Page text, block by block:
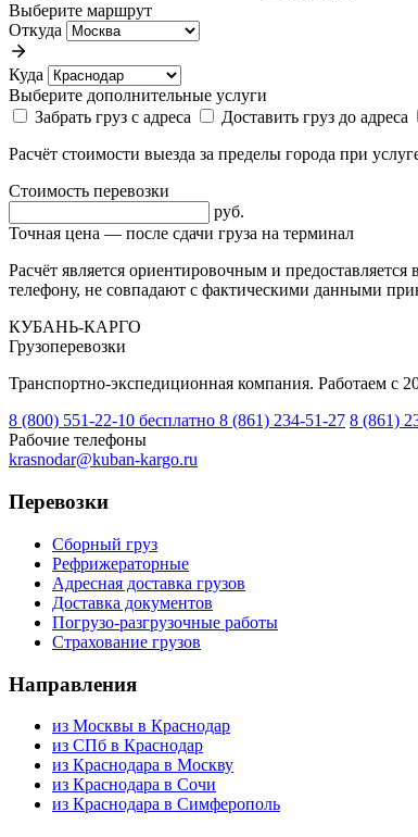
Выберите маршрут
Откуда
Куда
Выберите дополнительные услуги
Забрать груз с адреса
Доставить груз до адреса
Расчёт стоимости выезда за пределы города при
Стоимость перевозки
руб.
Точная цена — после сдачи груза на терминал
Расчёт является ориентировочным и
телефону, не совпадают с фактическими данными
КУБАНЬ-КАРГО
Грузоперевозки
Транспортно-экспедиционная компания. Работаем с
8 (800) 551-22-10 бесплатно 8 (861) 234-51-27 8 (861)
Рабочие телефоны
krasnodar@kuban-kargo.ru
Перевозки
Сборный груз
Рефрижераторные
Адресная доставка грузов
Доставка документов
Погрузо-разгрузочные работы
Страхование грузов
Направления
из Москвы в Краснодар
из СПб в Краснодар
из Краснодара в Москву
из Краснодара в Сочи
из Краснодара в Симферополь